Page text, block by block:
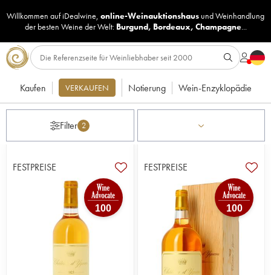
Willkommen auf iDealwine, online-Weinauktionshaus undWeinhandlung
der besten Weine der Welt: Burgund, Bordeaux, Champagne...
Kaufen VERKAUFEN Notierung Wein-Enzyklopädie
Filter 2
FESTPREISE
100
FESTPREISE
100